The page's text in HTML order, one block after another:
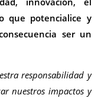
que potencialice y
ser un
responsabilidad y
nuestros impactos y